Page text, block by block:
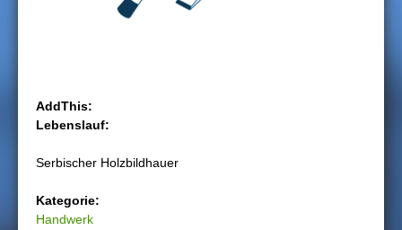
AddThis:
Lebenslauf:
Serbischer Holzbildhauer
Kategorie:
Handwerk